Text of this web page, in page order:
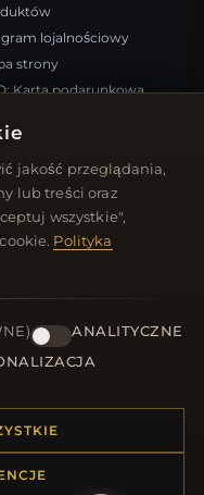
jakość przeglądania,
lub treści oraz
wszystkie",
Polityka
ANALITYCZNE
lojalnościowy
strony
Karta podarunkowa
się z newslettera
NAS